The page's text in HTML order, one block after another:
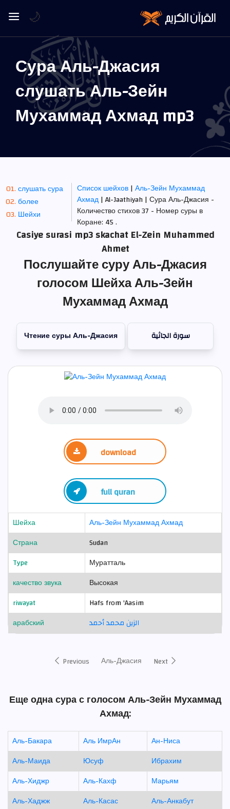
Сура Аль-Джасия
слушать Аль-Зейн
Мухаммад Ахмад mp3
слушать сура
более
Шейхи
Список шейхов|Аль-Зейн Мухаммад
Ахмад| Al-Jaathiyah | Сура Аль-Джасия -
Количество стихов 37 - Номер суры в
Коране: 45 .
Casiye surasi mp3 skachat El-Zein Muhammed
Ahmet
Послушайте суру Аль-Джасия
голосом Шейха Аль-Зейн
Мухаммад Ахмад
Чтение суры Аль-Джасия سورة الجاثية
download
full quran
Шейха
Аль-Зейн Мухаммад Ахмад
Страна
Sudan
Type
Муратталь
качество звука
Высокая
riwayat
Hafs from 'Aasim
арабский
الزين محمد أحمد
Previous Аль-Джасия Next
Еще одна сура с голосом Аль-Зейн Мухаммад
Ахмад:
Аль-Бакара Аль ИмрАн
Ан-Ниса
Аль-Маида
Юсуф
Ибрахим
Аль-Хиджр
Аль-Кахф
Марьям
Аль-Хаджж
Аль-Касас
Аль-Анкабут
🌙